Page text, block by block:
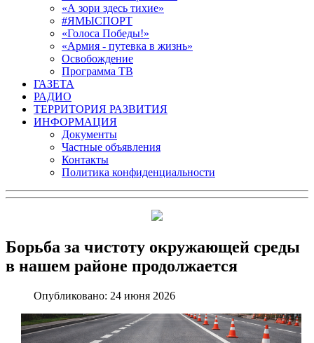
«А зори здесь тихие»
#ЯМЫСПОРТ
«Голоса Победы!»
«Армия - путевка в жизнь»
Освобождение
Программа ТВ
ГАЗЕТА
РАДИО
ТЕРРИТОРИЯ РАЗВИТИЯ
ИНФОРМАЦИЯ
Документы
Частные объявления
Контакты
Политика конфиденциальности
Борьба за чистоту окружающей среды
в нашем районе продолжается
Опубликовано: 24 июня 2026